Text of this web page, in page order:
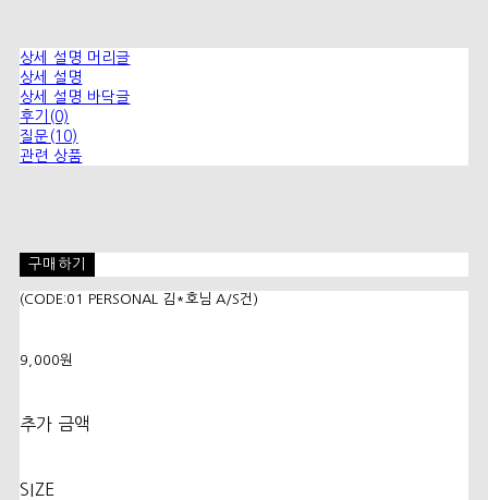
상세 설명 머리글
상세 설명
상세 설명 바닥글
후기(0)
질문(10)
관련 상품
구매하기
(CODE:01 PERSONAL 김*호님 A/S건)
9,000원
추가 금액
SIZE